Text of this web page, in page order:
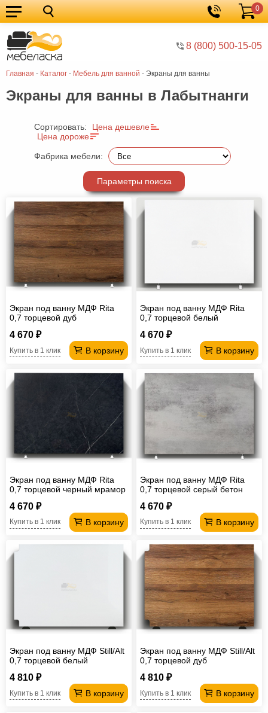
8 (800) 500-15-05
Корзина
0
Главная - Каталог - Мебель для ванной - Экраны для ванны
Кухонные
гарнитуры
Мебель
для
кухни
Мебель
для
спальни
Кровати
Шкафы
Детская
гостиную
Мебель
для
прихожей
Столы
Комоды
Офисная
мебель
Столы
под
компьютер
Мебель
для
ванной
Мебель
трансформер
Матрасы
Кресла-
ротанга
мебель
Косметологическое
Экраны для ванны в Лабытнанги
Сортировать:
Цена дешевле
Цена дороже
Фабрика мебели:
Параметры поиска
Экран под ванну МДФ Rita
0,7 торцевой дуб
4 670 ₽
В корзину
Купить в 1 клик
Экран под ванну МДФ Rita
0,7 торцевой белый
4 670 ₽
В корзину
Купить в 1 клик
Экран под ванну МДФ Rita
0,7 торцевой черный мрамор
4 670 ₽
В корзину
Купить в 1 клик
Экран под ванну МДФ Rita
0,7 торцевой серый бетон
4 670 ₽
В корзину
Купить в 1 клик
Экран под ванну МДФ Still/Alt
0,7 торцевой белый
4 810 ₽
В корзину
Купить в 1 клик
Экран под ванну МДФ Still/Alt
0,7 торцевой дуб
4 810 ₽
В корзину
Купить в 1 клик